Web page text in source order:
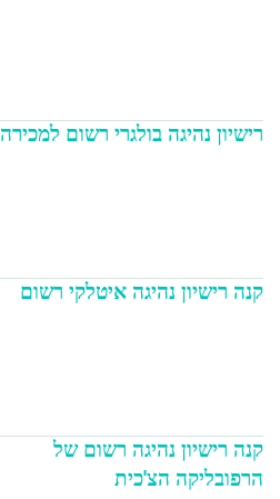
רישיון נהיגה בולגרי רשום למכירה
קנה רישיון נהיגה איטלקי רשום
קנה רישיון נהיגה רשום של
הרפובליקה הצ'כית